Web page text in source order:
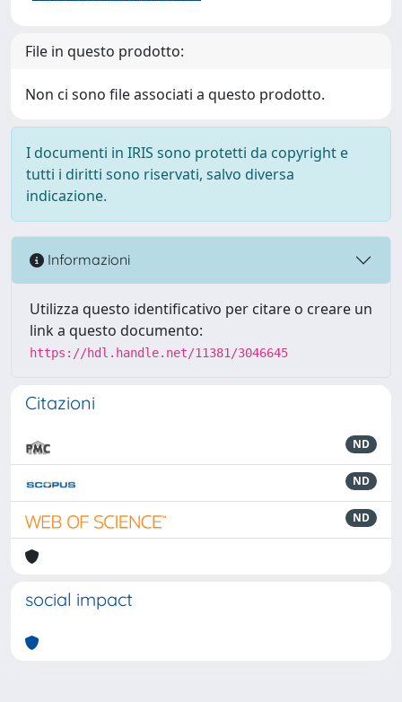
File in questo prodotto:
Non ci sono file associati a questo prodotto.
I documenti in IRIS sono protetti da copyright e
tutti i diritti sono riservati, salvo diversa
indicazione.
Informazioni
Utilizza questo identificativo per citare o creare un
link a questo documento:
https://hdl.handle.net/11381/3046645
Citazioni
ND
ND
ND
social impact